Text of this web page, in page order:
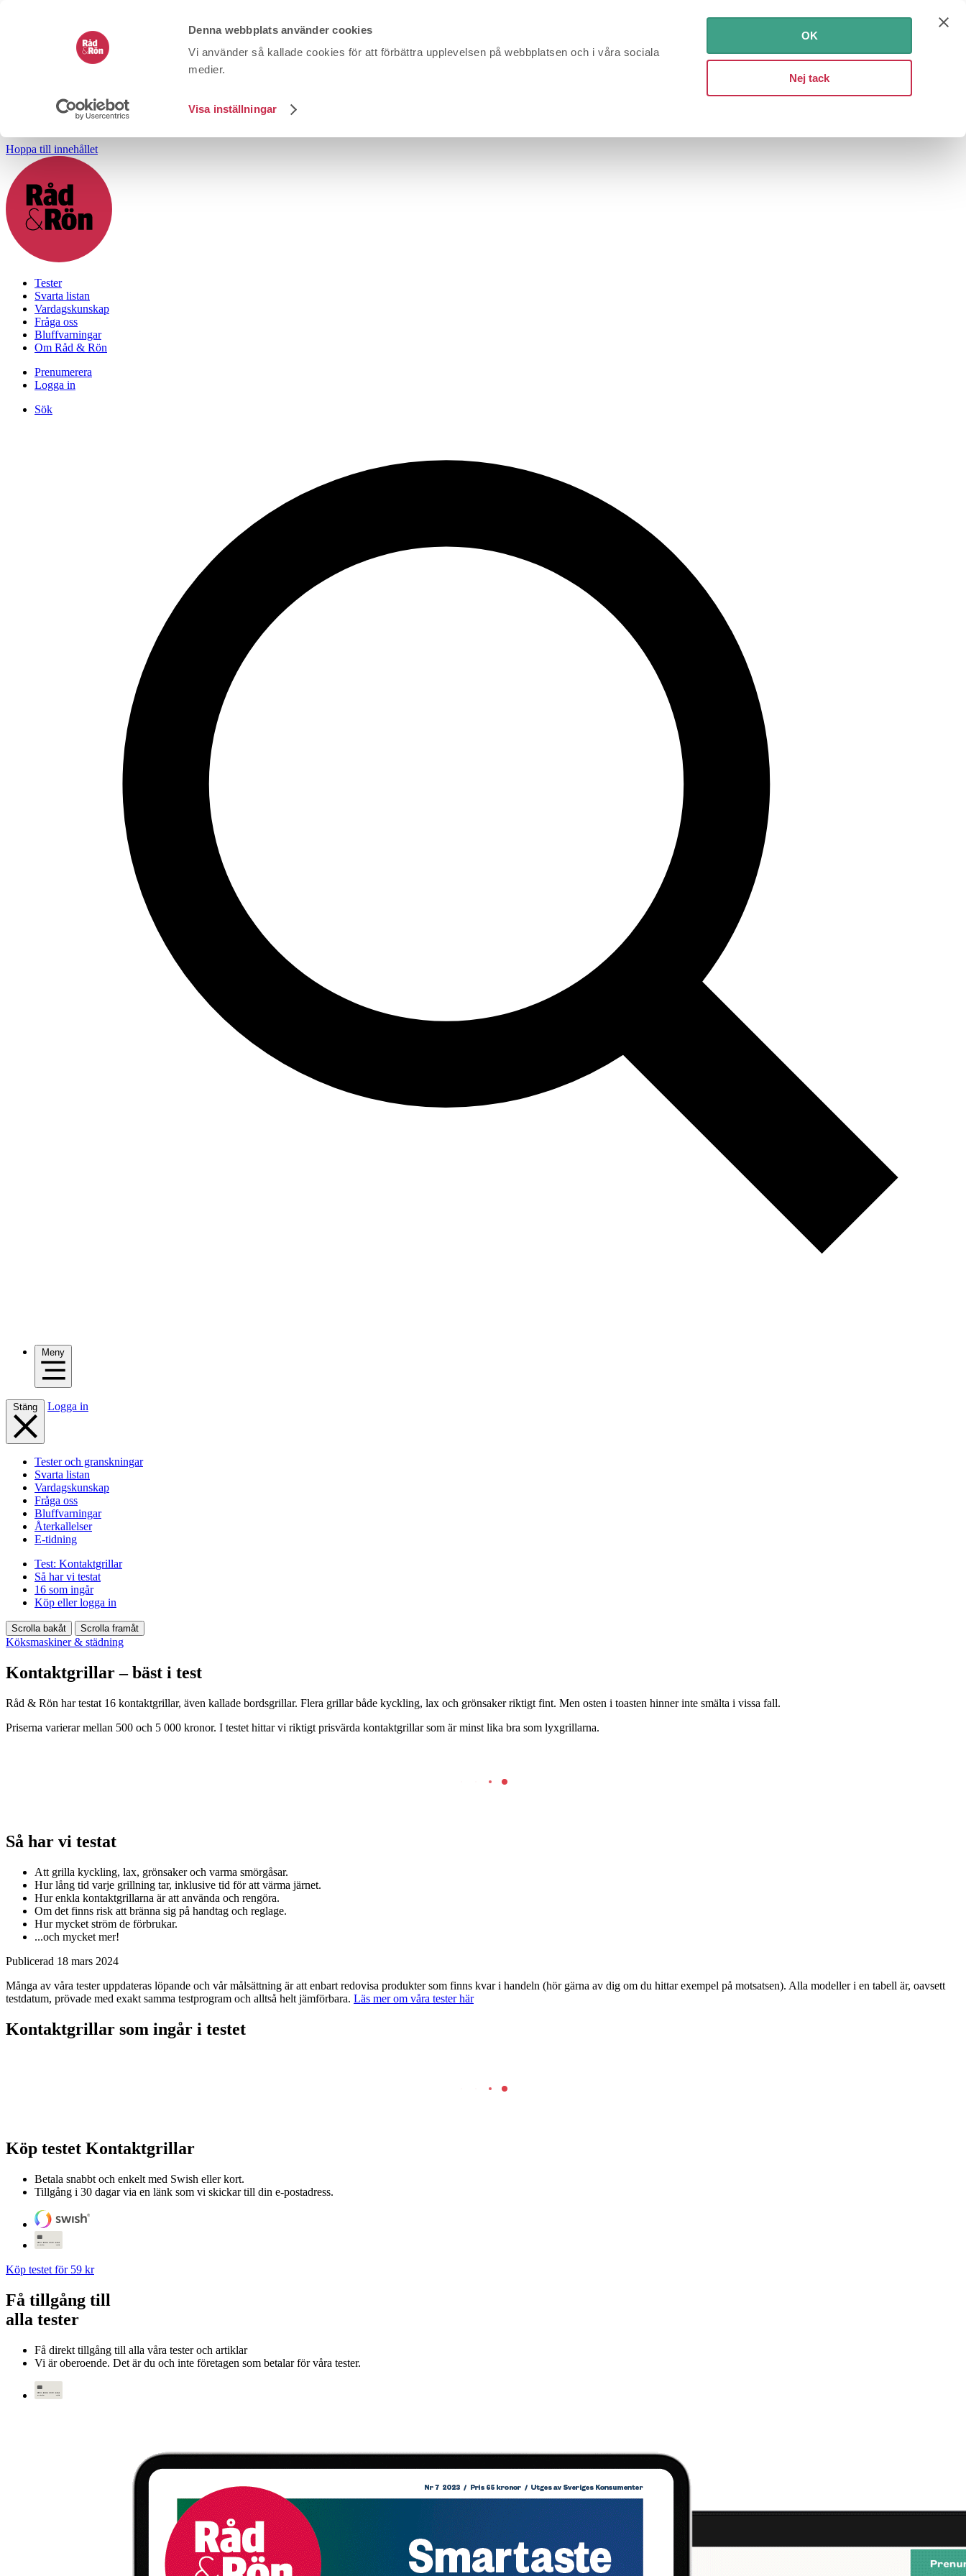
Denna webbplats använder cookies
Vi använder så kallade cookies för att förbättra upplevelsen på webbplatsen och i våra sociala
medier.
Visa inställningar
OK
Nej tack
Hoppa till innehållet
Tester
Svarta listan
Vardagskunskap
Fråga oss
Bluffvarningar
Om Råd & Rön
Prenumerera
Logga in
Sök
Meny
Stäng Logga in
Tester och granskningar
Svarta listan
Vardagskunskap
Fråga oss
Bluffvarningar
Återkallelser
E-tidning
Test: Kontaktgrillar
Så har vi testat
16 som ingår
Köp eller logga in
Scrolla bakåt Scrolla framåt
Köksmaskiner & städning
Kontaktgrillar – bäst i test
Råd & Rön har testat 16 kontaktgrillar, även kallade bordsgrillar. Flera grillar både kyckling, lax och grönsaker riktigt fint. Men osten i toasten hinner inte smälta i vissa fall.
Priserna varierar mellan 500 och 5 000 kronor. I testet hittar vi riktigt prisvärda kontaktgrillar som är minst lika bra som lyxgrillarna.
Så har vi testat
Att grilla kyckling, lax, grönsaker och varma smörgåsar.
Hur lång tid varje grillning tar, inklusive tid för att värma järnet.
Hur enkla kontaktgrillarna är att använda och rengöra.
Om det finns risk att bränna sig på handtag och reglage.
Hur mycket ström de förbrukar.
...och mycket mer!
Publicerad 18 mars 2024
Många av våra tester uppdateras löpande och vår målsättning är att enbart redovisa produkter som finns kvar i handeln (hör gärna av dig om du hittar exempel på motsatsen). Alla modeller i en tabell är, oavsett
testdatum, prövade med exakt samma testprogram och alltså helt jämförbara. Läs mer om våra tester här
Kontaktgrillar som ingår i testet
Köp testet Kontaktgrillar
Betala snabbt och enkelt med Swish eller kort.
Tillgång i 30 dagar via en länk som vi skickar till din e-postadress.
Köp testet för 59 kr
Få tillgång till
alla tester
Få direkt tillgång till alla våra tester och artiklar
Vi är oberoende. Det är du och inte företagen som betalar för våra tester.